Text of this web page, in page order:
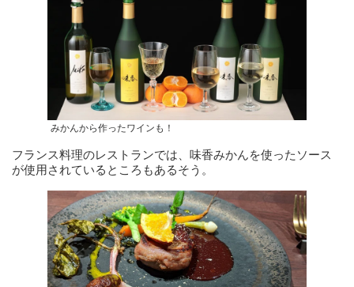
みかんから作ったワインも！
フランス料理のレストランでは、味香みかんを使ったソース
が使用されているところもあるそう。